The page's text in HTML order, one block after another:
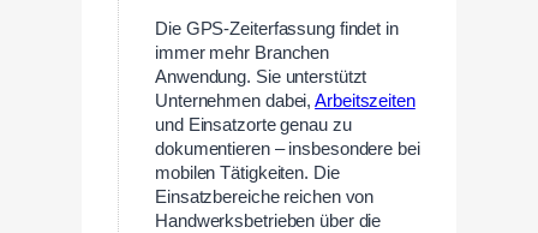
Die GPS-Zeiterfassung findet in
immer mehr Branchen
Anwendung. Sie unterstützt
Unternehmen dabei,Arbeitszeiten
und Einsatzorte genau zu
dokumentieren – insbesondere bei
mobilen Tätigkeiten. Die
Einsatzbereiche reichen von
Handwerksbetrieben über die